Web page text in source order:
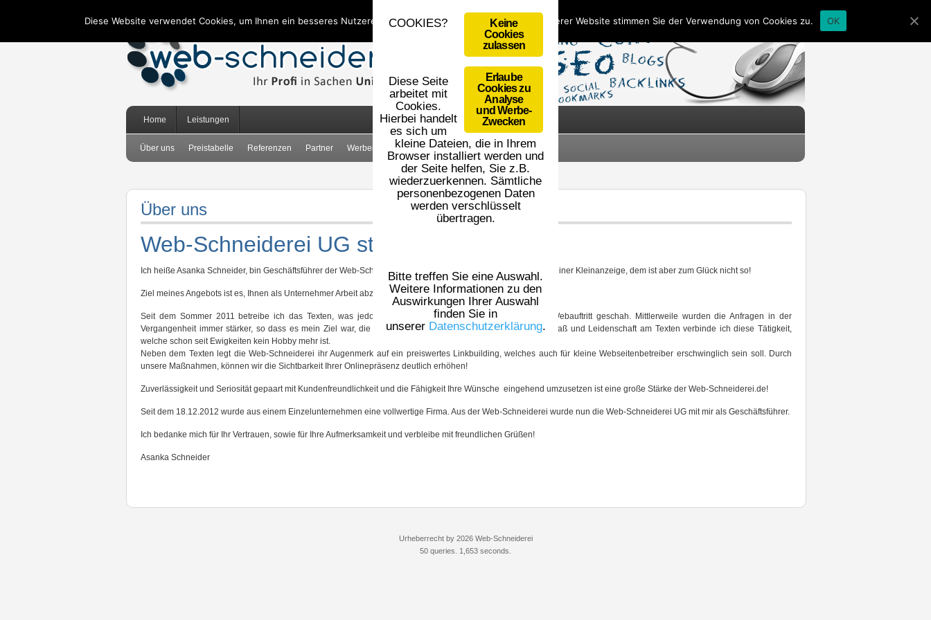
Home Leistungen
Über uns Preistabelle Referenzen Partner Werbemittel AGB Impressum Datenschutz
Über uns
Web-Schneiderei UG stellt sich vor!
Ich heiße Asanka Schneider, bin Geschäftsführer der Web-Schneiderei UG und wohne in Berlin. Klingt wie bei einer Kleinanzeige, dem ist aber zum Glück nicht so!
Ziel meines Angebots ist es, Ihnen als Unternehmer Arbeit abzunehmen und Ihre Ideen zu verwirklichen.
Seit dem Sommer 2011 betreibe ich das Texten, was jedoch gerade zu Beginn meiner Tätigkeit ohne Webauftritt geschah. Mittlerweile wurden die Anfragen in der
Vergangenheit immer stärker, so dass es mein Ziel war, die Web-Schneiderei.de ins Leben zu rufen. Mit Spaß und Leidenschaft am Texten verbinde ich diese Tätigkeit,
welche schon seit Ewigkeiten kein Hobby mehr ist.
Neben dem Texten legt die Web-Schneiderei ihr Augenmerk auf ein preiswertes Linkbuilding, welches auch für kleine Webseitenbetreiber erschwinglich sein soll. Durch
unsere Maßnahmen, können wir die Sichtbarkeit Ihrer Onlinepräsenz deutlich erhöhen!
Zuverlässigkeit und Seriosität gepaart mit Kundenfreundlichkeit und die Fähigkeit Ihre Wünsche eingehend umzusetzen ist eine große Stärke der Web-Schneiderei.de!
Seit dem 18.12.2012 wurde aus einem Einzelunternehmen eine vollwertige Firma. Aus der Web-Schneiderei wurde nun die Web-Schneiderei UG mit mir als Geschäftsführer.
Ich bedanke mich für Ihr Vertrauen, sowie für Ihre Aufmerksamkeit und verbleibe mit freundlichen Grüßen!
Asanka Schneider
Diese Website verwendet Cookies, um Ihnen ein besseres Nutzererlebnis zu bieten. Durch die Nutzung unserer Website stimmen Sie der Verwendung von Cookies zu. OK
Urheberrecht by 2026 Web-Schneiderei
50 queries. 1,653 seconds.
Keine
Cookies
zulassen
Erlaube
Cookies zu
Analyse
und Werbe-
Zwecken
COOKIES?
Diese Seite
arbeitet mit
Cookies.
Hierbei handelt
es sich um
kleine Dateien, die in Ihrem
Browser installiert werden und
der Seite helfen, Sie z.B.
wiederzuerkennen. Sämtliche
personenbezogenen Daten
werden verschlüsselt
übertragen.
Bitte treffen Sie eine Auswahl.
Weitere Informationen zu den
Auswirkungen Ihrer Auswahl
finden Sie in
unserer Datenschutzerklärung.